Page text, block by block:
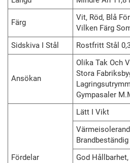
Färg
Vit, Röd, Blå
Vilken Färg
Sidskiva I Stål
Rostfritt Stål
Ansökan
Olika Tak Och
Stora
Gympasaler
Fördelar
Lätt I Vikt
Brandbeständig
God